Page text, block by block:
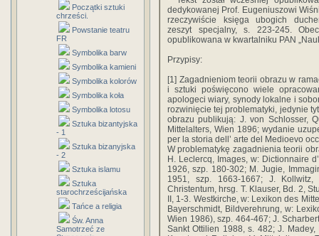
Początki sztuki
chrześci.
Powstanie teatru
FR
Symbolika barw
Symbolika kamieni
Symbolika kolorów
Symbolika koła
Symbolika lotosu
Sztuka bizantyjska
- 1
Sztuka bizanyjska
- 2
Sztuka islamu
Sztuka
starochrześcijańska
Tańce a religia
Św. Anna
Samotrzeć ze
dedykowanej Prof. Eugeniuszowi
rzeczywiście księga ubogich
zeszyt specjalny, s. 223-245.
opublikowana w kwartalniku PAN
Przypisy:
[1] Zagadnieniom teorii obrazu w
i sztuki poświęcono wiele
apologeci wiary, synody lokalne i
rozwinięcie tej problematyki, jedynie
obrazu publikują: J. von Schlosser,
Mittelalters, Wien 1896; wydanie
per la storia dell’ arte del Medioevo
W problematykę zagadnienia teorii
H. Leclercq, Images, w: Dictionnaire
1926, szp. 180-302; M. Jugie,
1951, szp. 1663-1667; J.
Christentum, hrsg. T. Klauser, Bd. 2,
II, 1-3. Westkirche, w: Lexikon des
Bayerschmidt, Bildverehrung, w:
Wien 1986), szp. 464-467; J.
Sankt Ottilien 1988, s. 482; J.